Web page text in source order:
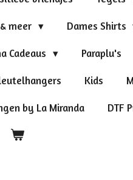
meer Dames Shirts
Cadeaus Paraplu's
Kids
by La Miranda DTF